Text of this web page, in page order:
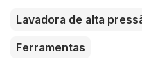
Lavadora de alta
Ferramentas